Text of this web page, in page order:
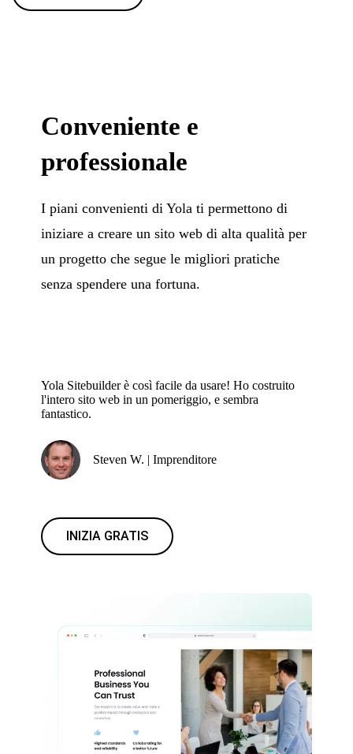
Conveniente e
professionale
I piani convenienti di Yola ti permettono di
iniziare a creare un sito web di alta qualità per
un progetto che segue le migliori pratiche
senza spendere una fortuna.
Yola Sitebuilder è così facile da usare! Ho costruito
l'intero sito web in un pomeriggio, e sembra
fantastico.
Steven W. | Imprenditore
INIZIA GRATIS